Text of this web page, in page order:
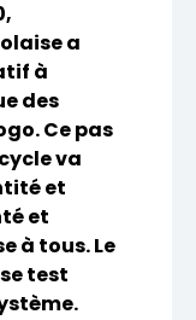
a
à
des
Ce pas
va
et
et
à tous. Le
test